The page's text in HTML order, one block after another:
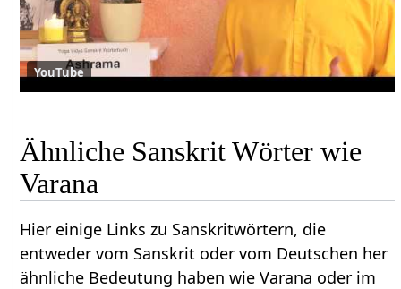
YouTube
Ähnliche Sanskrit Wörter wie
Varana
Hier einige Links zu Sanskritwörtern, die
entweder vom Sanskrit oder vom Deutschen her
ähnliche Bedeutung haben wie Varana oder im